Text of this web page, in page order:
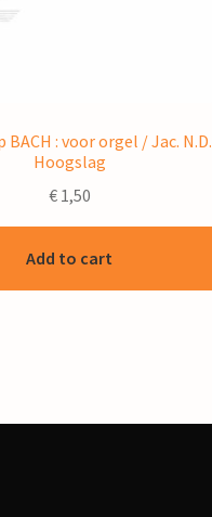
BACH : voor orgel / Jac. N.D.
Hoogslag
€1,50
Add to cart